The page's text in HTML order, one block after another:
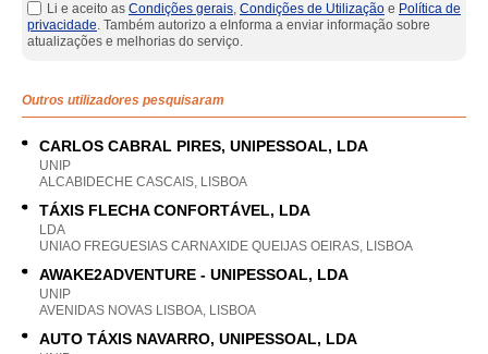
Li e aceito as Condições gerais, Condições de Utilização e Política de
privacidade. Também autorizo a eInforma a enviar informação sobre
atualizações e melhorias do serviço.
Outros utilizadores pesquisaram
CARLOS CABRAL PIRES, UNIPESSOAL, LDA
UNIP
ALCABIDECHE CASCAIS, LISBOA
TÁXIS FLECHA CONFORTÁVEL, LDA
LDA
UNIAO FREGUESIAS CARNAXIDE QUEIJAS OEIRAS, LISBOA
AWAKE2ADVENTURE - UNIPESSOAL, LDA
UNIP
AVENIDAS NOVAS LISBOA, LISBOA
AUTO TÁXIS NAVARRO, UNIPESSOAL, LDA